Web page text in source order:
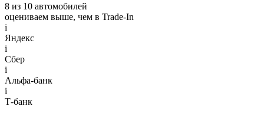
8 из 10 автомобилей
оцениваем выше, чем в Trade‑In
i
Яндекс
i
Сбер
i
Альфа-банк
i
Т-банк